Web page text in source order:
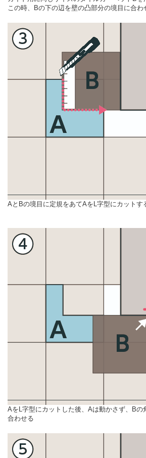
この時、Bの下の辺を壁の凸部分の境目に合わ
AとBの境目に定規をあてAをL字型にカットす
AをL字型にカットした後、Aは動かさず、Bの
合わせる